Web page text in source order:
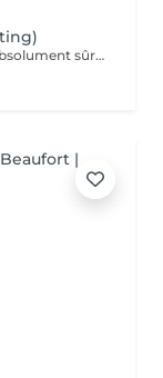
Coloration des cils Les colorants Yumi sont absolument sûrs et idéaux pour une coloration douce et durable des cils. Les pointes des cils chez 90 pour cent des personnes sont transparentes et incolores ; en raison de leur coloration, les cils deviennent plus longs et beaucoup... arrêtent d'utiliser du mascara décoratif. La palette de couleurs Yumi se décline en 5 teintes: noir myrtille, noir profond, graphite, marron foncé et marron clair. En les mélangeant, vous pourrez parfaitement assortir le type de couleur et mettre en valeur la beauté de vos yeux.